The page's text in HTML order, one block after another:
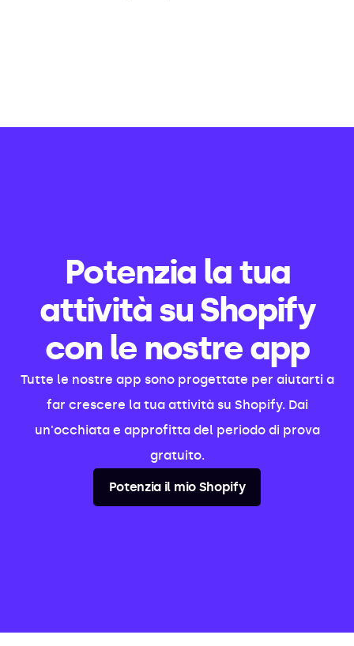
Potenzia la tua
attività su Shopify
con le nostre app
Tutte le nostre app sono progettate per aiutarti a
far crescere la tua attività su Shopify. Dai
un'occhiata e approfitta del periodo di prova
gratuito.
Potenzia il mio Shopify